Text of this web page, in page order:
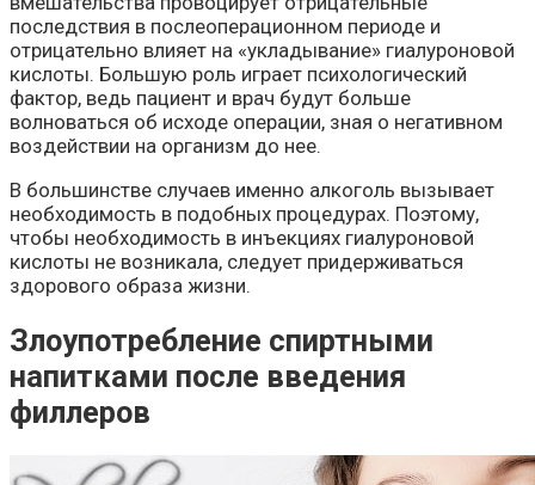
последствия в послеоперационном периоде и
отрицательно влияет на «укладывание» гиалуроновой
кислоты. Большую роль играет психологический
фактор, ведь пациент и врач будут больше
волноваться об исходе операции, зная о негативном
воздействии на организм до нее.
В большинстве случаев именно алкоголь вызывает
необходимость в подобных процедурах. Поэтому,
чтобы необходимость в инъекциях гиалуроновой
кислоты не возникала, следует придерживаться
здорового образа жизни.
Злоупотребление спиртными
напитками после введения
филлеров